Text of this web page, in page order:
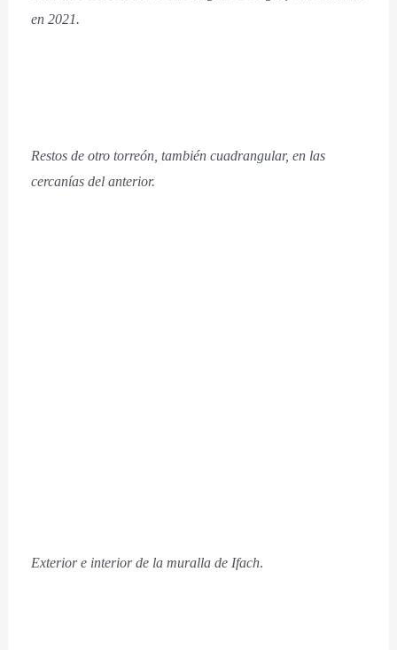
en 2021.
Restos de otro torreón, también cuadrangular, en las
cercanías del anterior.
Exterior e interior de la muralla de Ifach.